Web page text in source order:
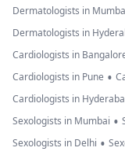
Dermatologists in
Dermatologists in
Cardiologists in
Cardiologists in Pune •
Cardiologists in
Sexologists in Mumbai •
Sexologists in Delhi •